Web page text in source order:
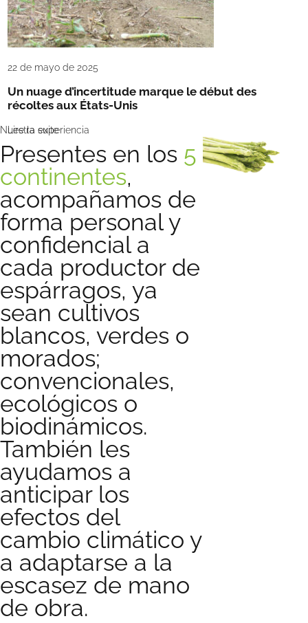
22 de mayo de 2025
Un nuage d’incertitude marque le début des
récoltes aux États-Unis
Lire la suite
Nuestra experiencia
Presentes en los 5
continentes,
acompañamos de
forma personal y
confidencial a
cada productor de
espárragos, ya
sean cultivos
blancos, verdes o
morados;
convencionales,
ecológicos o
biodinámicos.
También les
ayudamos a
anticipar los
efectos del
cambio climático y
a adaptarse a la
escasez de mano
de obra.